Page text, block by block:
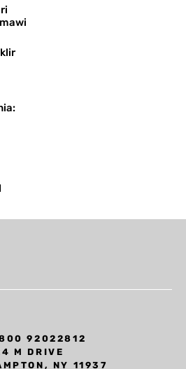
92022812
M DRIVE
NY 11937